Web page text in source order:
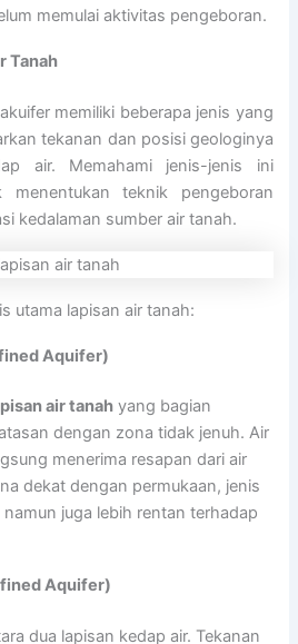
memulai aktivitas pengeboran.
Tanah
memiliki beberapa jenis yang
tekanan dan posisi geologinya
air. Memahami jenis-jenis ini
teknik pengeboran
kedalaman sumber air tanah.
utama lapisan air tanah:
Aquifer)
air tanah yang bagian
dengan zona tidak jenuh. Air
menerima resapan dari air
dekat dengan permukaan, jenis
juga lebih rentan terhadap
Aquifer)
dua lapisan kedap air. Tekanan